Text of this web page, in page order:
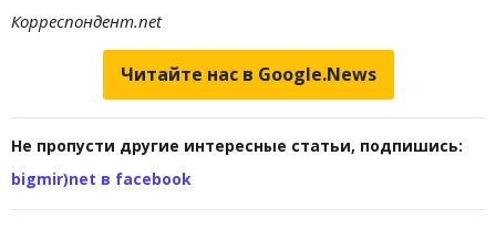
Корреспондент.net
Читайте нас в Google.News
Не пропусти другие интересные статьи, подпишись:
bigmir)net в facebook